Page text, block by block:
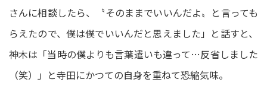
さんに相談したら、〝そのままでいいんだよ〟と言っても
らえたので、僕は僕でいいんだと思えました」と話すと、
神木は「当時の僕よりも言葉遣いも違って…反省しました
（笑）」と寺田にかつての自身を重ねて恐縮気味。